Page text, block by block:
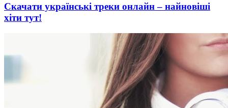
Скачати українські треки онлайн – найновіші
хіти тут!